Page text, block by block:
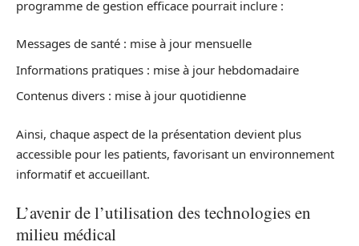
programme de gestion efficace pourrait inclure :
Messages de santé : mise à jour mensuelle
Informations pratiques : mise à jour hebdomadaire
Contenus divers : mise à jour quotidienne
Ainsi, chaque aspect de la présentation devient plus
accessible pour les patients, favorisant un environnement
informatif et accueillant.
L’avenir de l’utilisation des technologies en
milieu médical